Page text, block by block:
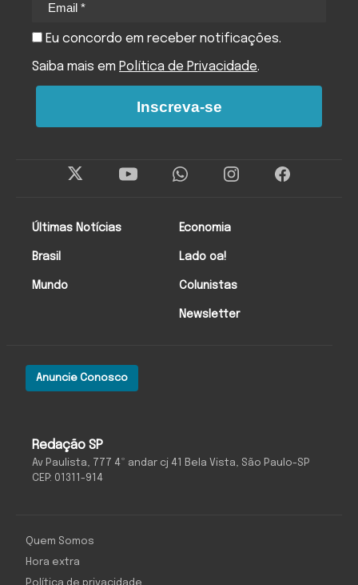
Redação SP
Av Paulista, 777 4º andar cj 41 Bela Vista, São Paulo-SP
CEP: 01311-914
Anuncie Conosco
Últimas Notícias
Brasil
Mundo
Economia
Lado oa!
Colunistas
Newsletter
Eu concordo em receber notificações.
Saiba mais em Política de Privacidade.
Inscreva-se
Quem Somos
Hora extra